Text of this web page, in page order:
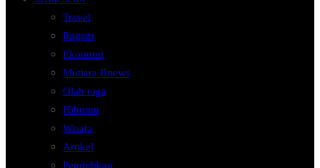
Travel
Ragam
Ekonomi
Mutiara Bnews
Olah raga
Hiburan
Wisata
Artikel
Pendidikan